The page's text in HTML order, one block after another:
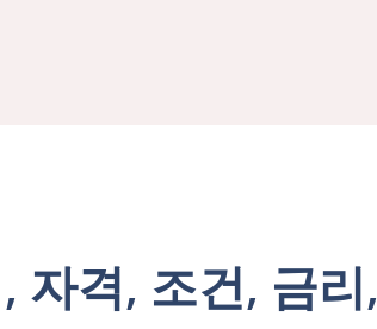
자격, 조건, 금리,